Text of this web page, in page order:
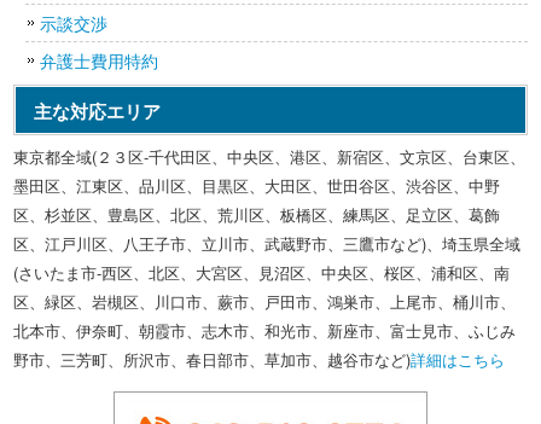
示談交渉
弁護士費用特約
主な対応エリア
東京都全域(２３区-千代田区、中央区、港区、新宿区、文京区、台東区、
墨田区、江東区、品川区、目黒区、大田区、世田谷区、渋谷区、中野
区、杉並区、豊島区、北区、荒川区、板橋区、練馬区、足立区、葛飾
区、江戸川区、八王子市、立川市、武蔵野市、三鷹市など)、埼玉県全域
(さいたま市-西区、北区、大宮区、見沼区、中央区、桜区、浦和区、南
区、緑区、岩槻区、川口市、蕨市、戸田市、鴻巣市、上尾市、桶川市、
北本市、伊奈町、朝霞市、志木市、和光市、新座市、富士見市、ふじみ
野市、三芳町、所沢市、春日部市、草加市、越谷市など)詳細はこちら